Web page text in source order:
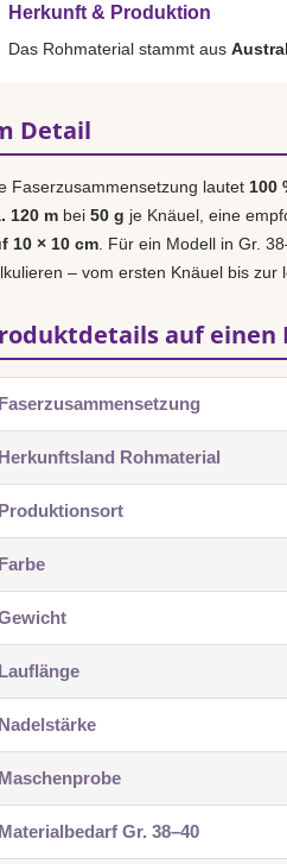
Herkunft & Produktion
Das Rohmaterial stammt aus
Detail
Faserzusammensetzung lautet 100
120 m bei 50 g je Knäuel, eine
10 × 10 cm . Für ein Modell in Gr.
– vom ersten Knäuel bis zur
auf einen
Faserzusammensetzung
Herkunftsland Rohmaterial
Produktionsort
Farbe
Lauflänge
Nadelstärke
Maschenprobe
Materialbedarf Gr. 38–40